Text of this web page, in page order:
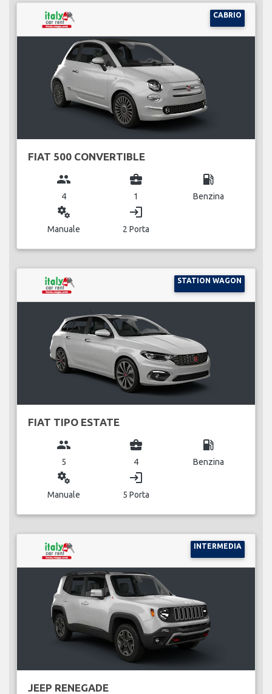
CABRIO
FIAT 500 CONVERTIBLE
group
4
business_center
1
local_gas_station
Benzina
miscellaneous_services
Manuale
login
2 Porta
STATION WAGON
FIAT TIPO ESTATE
group
5
business_center
4
local_gas_station
Benzina
miscellaneous_services
Manuale
login
5 Porta
INTERMEDIA
JEEP RENEGADE